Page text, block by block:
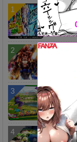
【疑問
は無い
【疑問
あるんだ
【不満】
【話題